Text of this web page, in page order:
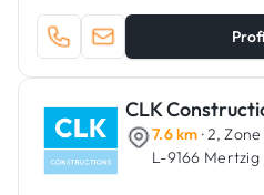
CLK
7.6 km · 2,
L-9166 Mertzig